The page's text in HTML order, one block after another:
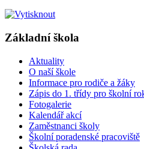
Základní škola
Aktuality
O naší škole
Informace pro rodiče a žáky
Zápis do 1. třídy pro školní
Fotogalerie
Kalendář akcí
Zaměstnanci školy
Školní poradenské pracoviště